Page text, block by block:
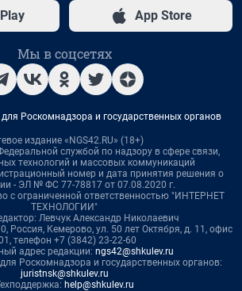
App Store
Мы в соцсетях
Роскомнадзора и государственных органов
издание «NGS42.RU» (18+)
службой по надзору в сфере связи,
технологий и массовых коммуникаций
номер и дата принятия решения о
- ЭЛ № ФС 77-78817 от 07.08.2020 г.
с ограниченной ответственностью "ИНТЕРНЕТ
ТЕХНОЛОГИИ"
Левчук Александр Николаевич
Россия, Кемерово, ул. 50 лет Октября, д. 11, офис
телефон +7 (3842) 23-22-60
адрес редакции: ngs42@shkulev.ru
Роскомнадзора и государственных органов:
juristnsk@shkulev.ru
help@shkulev.ru